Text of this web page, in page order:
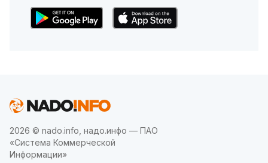
2026 © nado.info, надо.инфо — ПАО
«Система Коммерческой
Информации»